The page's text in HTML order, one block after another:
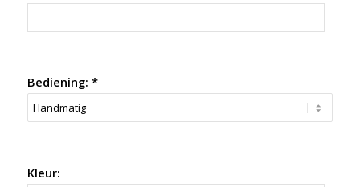
Bediening: *
Kleur: